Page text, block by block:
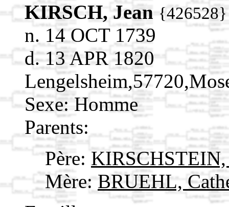
KIRSCH, Jean {426528}
n. 14 OCT 1739
d. 13 APR 1820
Sexe: Homme
Parents:
Père:
Mère: BRUEHL,